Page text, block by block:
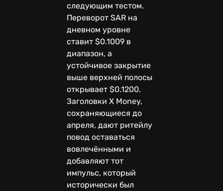
следующим тестом.
Переворот SAR на
дневном уровне
ставит $0.1009 в
диапазон, а
устойчивое закрытие
выше верхней полосы
открывает $0.1200.
Заголовки X Money,
сохраняющиеся до
апреля, дают ритейлу
повод оставаться
вовлечёнными и
добавляют тот
импульс, который
исторически был